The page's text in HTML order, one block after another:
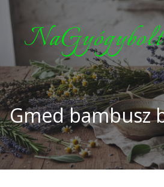
NaGyógybolt
Gmed bambusz